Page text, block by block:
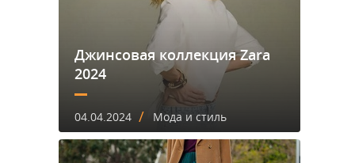
Джинсовая коллекция Zara
2024
04.04.2024 / Мода и стиль